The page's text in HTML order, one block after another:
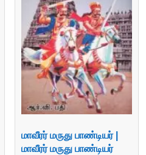
மாவீரர் மருது பாண்டியர் |
மாவீரர் மருது பாண்டியர்